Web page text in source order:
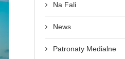
Na Fali
News
Patronaty Medialne